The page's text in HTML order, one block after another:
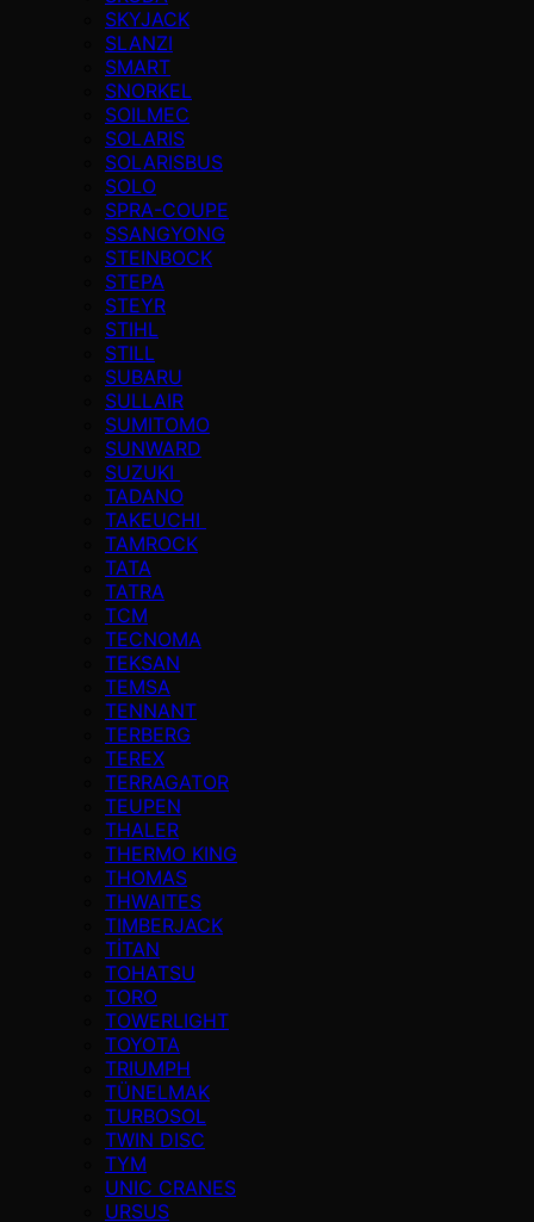
SKYJACK
SLANZI
SMART
SNORKEL
SOILMEC
SOLARIS
SOLARISBUS
SOLO
SPRA-COUPE
SSANGYONG
STEINBOCK
STEPA
STEYR
STIHL
STILL
SUBARU
SULLAIR
SUMITOMO
SUNWARD
SUZUKI
TADANO
TAKEUCHI
TAMROCK
TATA
TATRA
TCM
TECNOMA
TEKSAN
TEMSA
TENNANT
TERBERG
TEREX
TERRAGATOR
TEUPEN
THALER
THERMO KING
THOMAS
THWAITES
TIMBERJACK
TİTAN
TOHATSU
TORO
TOWERLIGHT
TOYOTA
TRIUMPH
TÜNELMAK
TURBOSOL
TWIN DISC
TYM
UNIC CRANES
URSUS